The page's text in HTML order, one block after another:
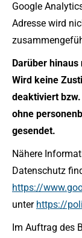
Google
Adresse wird
Darüber hinaus
Wird keine
deaktiviert
ohne
gesendet.
Nähere
Datenschutz
https://
unter https://
Im Auftrag des